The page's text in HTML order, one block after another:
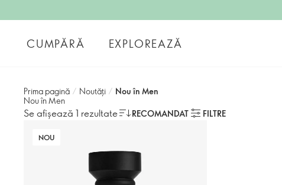
CUMPĂRĂ EXPLOREAZĂ
Prima pagină / Noutăți / Nou în Men
Nou în Men
Se afișează 1 rezultate RECOMANDAT FILTRE
NOU